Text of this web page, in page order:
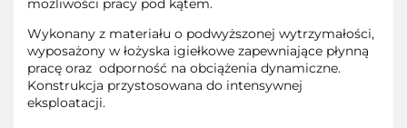
możliwości pracy pod kątem.
Wykonany z materiału o podwyższonej wytrzymałości,
wyposażony w łożyska igiełkowe zapewniające płynną
pracę oraz odporność na obciążenia dynamiczne.
Konstrukcja przystosowana do intensywnej
eksploatacji.